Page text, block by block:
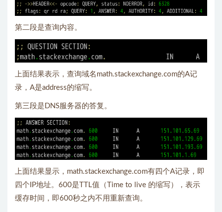
第二段是查询内容。
上面结果表示，查询域名math.stackexchange.com的A记
录，A是address的缩写。
第三段是DNS服务器的答复。
上面结果显示，math.stackexchange.com有四个A记录，即
四个IP地址。600是TTL值（Time to live 的缩写），表示
缓存时间，即600秒之内不用重新查询。